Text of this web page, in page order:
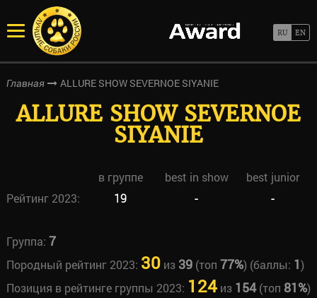
Главная ALLURE SHOW SEVERNOE SIYANIE
ALLURE SHOW SEVERNOE
SIYANIE
в группе best in show
best junior
Рейтинг 2023:
19 - -
Группа: 7
Породный рейтинг 2023: 30из 39(топ 77%) (баллы: 1)
Позиция в рейтинге группы 2023: 124из 154(топ 81%)